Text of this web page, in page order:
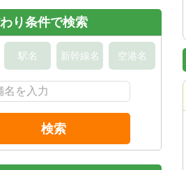
り条件で検索
駅名 新幹線名 空港名
検索